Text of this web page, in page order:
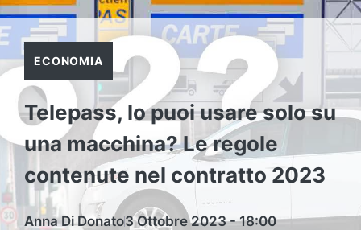
ECONOMIA
Telepass, lo puoi usare solo su
una macchina? Le regole
contenute nel contratto 2023
Anna Di Donato3 Ottobre 2023 - 18:00